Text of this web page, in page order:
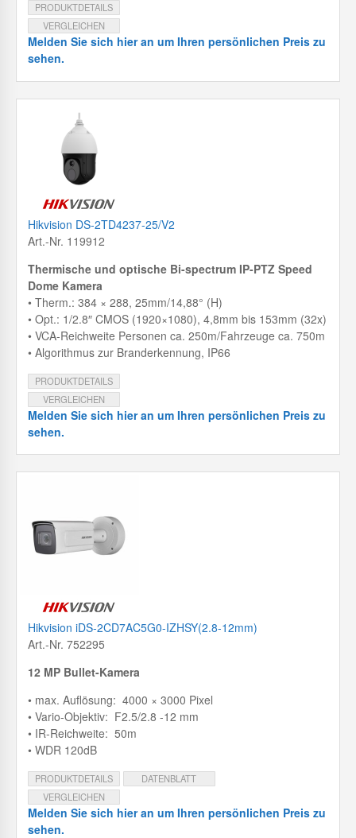
PRODUKTDETAILS
VERGLEICHEN
Melden Sie sich hier an um Ihren persönlichen Preis zu
sehen.
Hikvision DS-2TD4237-25/V2
Art.-Nr. 119912
Thermische und optische Bi-spectrum IP-PTZ Speed
Dome Kamera
• Therm.: 384 × 288, 25mm/14,88° (H)
• Opt.: 1/2.8″ CMOS (1920×1080), 4,8mm bis 153mm (32x)
• VCA-Reichweite Personen ca. 250m/Fahrzeuge ca. 750m
• Algorithmus zur Branderkennung, IP66
PRODUKTDETAILS
VERGLEICHEN
Melden Sie sich hier an um Ihren persönlichen Preis zu
sehen.
Hikvision iDS-2CD7AC5G0-IZHSY(2.8-12mm)
Art.-Nr. 752295
12 MP Bullet-Kamera
• max. Auflösung: 4000 × 3000 Pixel
• Vario-Objektiv: F2.5/2.8 -12 mm
• IR-Reichweite: 50m
• WDR 120dB
PRODUKTDETAILS
DATENBLATT
VERGLEICHEN
Melden Sie sich hier an um Ihren persönlichen Preis zu
sehen.